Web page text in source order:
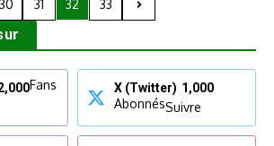
30 31 32 33
Fans
X (Twitter) 1,000
AbonnésSuivre